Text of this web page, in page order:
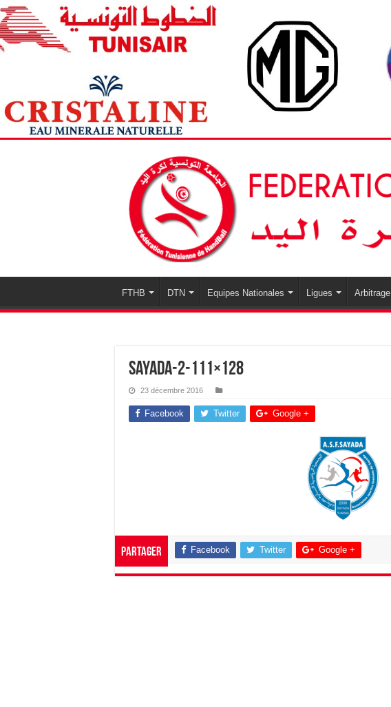
FTHB DTN Equipes Nationales Ligues Arbitrage
sayada-2-111×128
23 décembre 2016
Facebook Twitter Google +
Partager Facebook Twitter Google +